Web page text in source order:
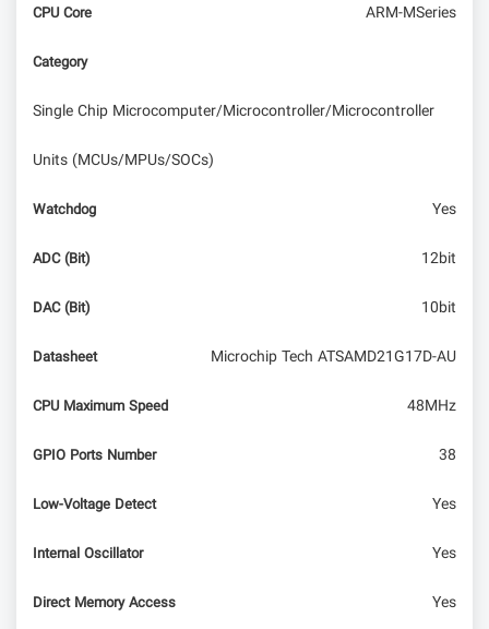
CPU Core ARM-MSeries
Category
Single Chip Microcomputer/Microcontroller/Microcontroller
Units (MCUs/MPUs/SOCs)
Watchdog Yes
ADC (Bit) 12bit
DAC (Bit) 10bit
Datasheet Microchip Tech ATSAMD21G17D-AU
CPU Maximum Speed 48MHz
GPIO Ports Number 38
Low-Voltage Detect Yes
Internal Oscillator Yes
Direct Memory Access Yes